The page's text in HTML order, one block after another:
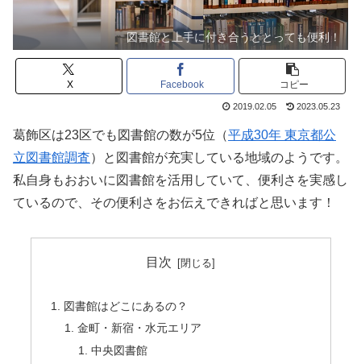
図書館と上手に付き合うととっても便利！
X Facebook コピー
2019.02.05 2023.05.23
葛飾区は23区でも図書館の数が5位（平成30年 東京都公
立図書館調査）と図書館が充実している地域のようです。
私自身もおおいに図書館を活用していて、便利さを実感し
ているので、その便利さをお伝えできればと思います！
目次
図書館はどこにあるの？
金町・新宿・水元エリア
中央図書館